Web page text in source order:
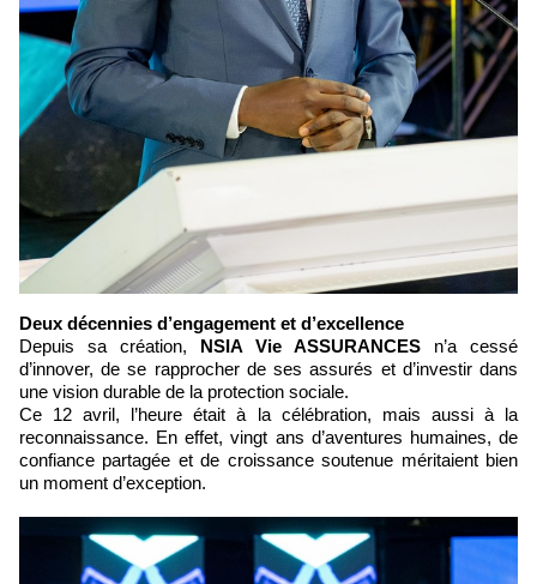
Deux décennies d’engagement et d’excellence
Depuis sa création, NSIA Vie ASSURANCES n’a cessé
d’innover, de se rapprocher de ses assurés et d’investir dans
une vision durable de la protection sociale.
Ce 12 avril, l’heure était à la célébration, mais aussi à la
reconnaissance. En effet, vingt ans d’aventures humaines, de
confiance partagée et de croissance soutenue méritaient bien
un moment d’exception.